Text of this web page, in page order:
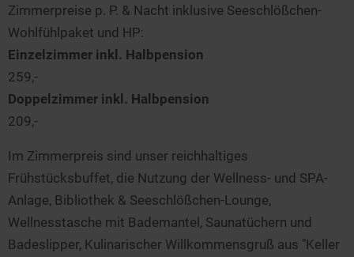
Zimmerpreise p. P. & Nacht inklusive Seeschlößchen-
Wohlfühlpaket und HP:
Einzelzimmer inkl. Halbpension
259,-
Doppelzimmer inkl. Halbpension
209,-
Im Zimmerpreis sind unser reichhaltiges
Frühstücksbuffet, die Nutzung der Wellness- und SPA-
Anlage, Bibliothek & Seeschlößchen-Lounge,
Wellnesstasche mit Bademantel, Saunatüchern und
Badeslipper, Kulinarischer Willkommensgruß aus "Keller